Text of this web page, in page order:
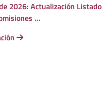
2026: Actualización Listado
...